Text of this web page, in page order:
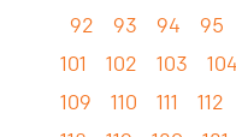
92
93 94 95
101
102 103 104
109
110 111 112